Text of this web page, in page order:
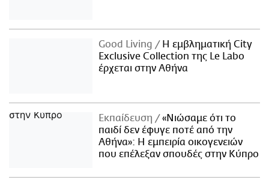
Good Living
Η εμβληματική City
Exclusive Collection της Le Labo
έρχεται στην Αθήνα
Εκπαίδευση
«Νιώσαμε ότι το
παιδί δεν έφυγε ποτέ από την
Αθήνα»: Η εμπειρία οικογενειών
που επέλεξαν σπουδές στην Κύπρο